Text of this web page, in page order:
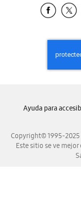
Copyright© 1995-2025
Este sitio se ve
Ayuda para